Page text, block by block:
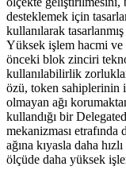
desteklemek için
kullanılarak
Yüksek işlem hacmi ve
önceki blok zinciri
kullanılabilirlik
özü, token sahiplerinin
olmayan ağı
kullandığı bir
mekanizması
ağına kıyasla daha
ölçüde daha yüksek